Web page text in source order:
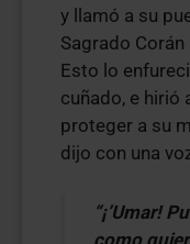
y llamó a su
Sagrado
Esto lo
cuñado, e hirió
proteger a su
dijo con una
“¡’Umar!
como